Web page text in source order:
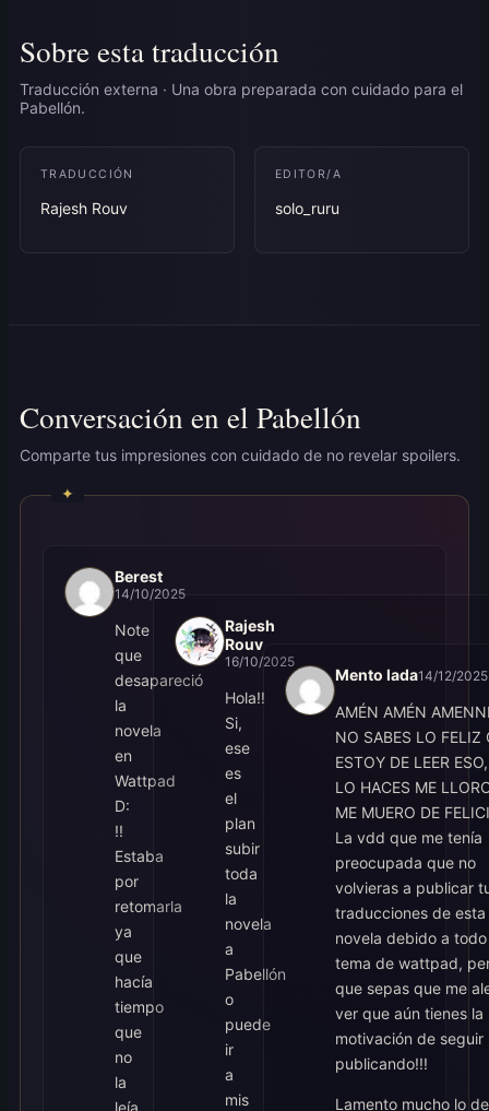
Sobre esta traducción
Traducción externa · Una obra preparada con cuidado para el
Pabellón.
TRADUCCIÓN
Rajesh Rouv
EDITOR/A
solo_ruru
Conversación en el Pabellón
Comparte tus impresiones con cuidado de no revelar spoilers.
Berest
14/10/2025
Note
que
desapareció
la
novela
en
Wattpad
D:
!!
Estaba
por
retomarla
ya
que
hacía
tiempo
que
no
la
leía
Rajesh
Rouv
16/10/2025
Hola!!
Si,
ese
es
el
plan
subir
toda
la
novela
a
Pabellón
o
puede
ir
a
mis
Mento lada14/12/2025
AMÉN AMÉN
NO SABES LO FELIZ
ESTOY DE LEER
LO HACES ME
ME MUERO DE
La vdd que me tenía
preocupada que no
volvieras a publicar
traducciones de esta
novela debido a
tema de wattpad,
que sepas que me
ver que aún tienes la
motivación de seguir
publicando!!!
Lamento mucho lo